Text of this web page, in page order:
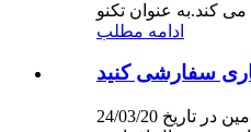
ادامه مطلب
سفارشی کنید
تاریخ 24/03/20